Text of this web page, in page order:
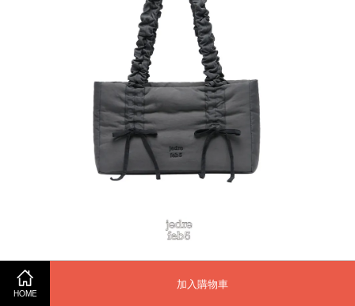
HOME
加入購物車